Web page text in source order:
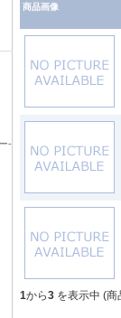
-
商品画像
1から3 を表示中 (商